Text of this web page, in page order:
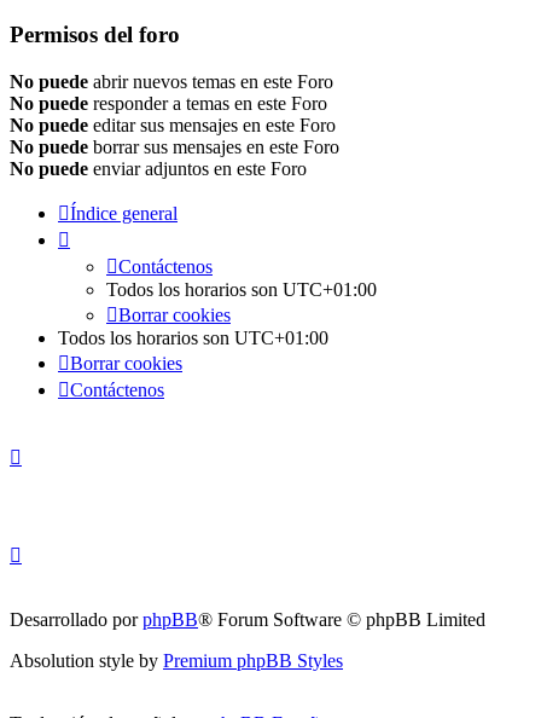
Permisos del foro
No puede abrir nuevos temas en este Foro
No puede responder a temas en este Foro
No puede editar sus mensajes en este Foro
No puede borrar sus mensajes en este Foro
No puede enviar adjuntos en este Foro
Índice general
Contáctenos
Todos los horarios son UTC+01:00
Borrar cookies
Todos los horarios son UTC+01:00
Borrar cookies
Contáctenos
Desarrollado porphpBB® Forum Software © phpBB Limited
Absolution style by Premium phpBB Styles